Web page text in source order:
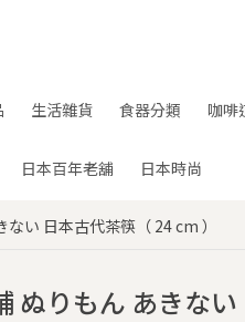
生活雜貨 食器分類 咖啡
日本百年老舖 日本時尚
い 日本古代茶筷（ 24 cm ）
ぬりもん あきな